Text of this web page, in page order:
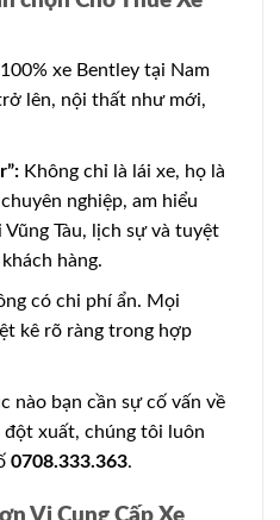
xe Bentley tại Nam
lên, nội thất như mới,
Không chỉ là lái xe, họ là
nghiệp, am hiểu
Tàu, lịch sự và tuyệt
hàng.
có chi phí ẩn. Mọi
kê rõ ràng trong hợp
nào bạn cần sự cố vấn về
đột xuất, chúng tôi luôn
0708.333.363.
Vị Cung Cấp Xe